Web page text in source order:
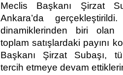
Meclis Başkanı Şirzat
Ankara’da
dinamiklerinden biri olan
toplam satışlardaki payını
Başkanı Şirzat Subaşı,
tercih etmeye devam